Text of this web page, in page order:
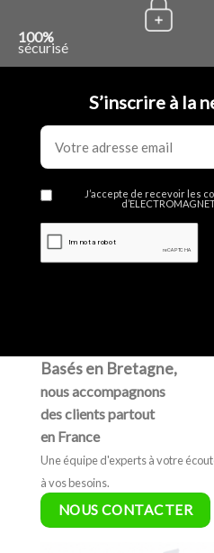
100%
sécurisé
S’inscrire à la
J’accepte de recevoir les
Basés en Bretagne,
nous accompagnons
des clients partout
en France
Une équipe d'experts à votre
à vos besoins.
NOUS CONTACTER